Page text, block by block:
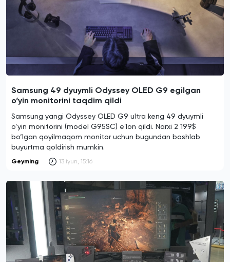
Samsung 49 dyuymli Odyssey OLED G9 egilgan
o‘yin monitorini taqdim qildi
Samsung yangi Odyssey OLED G9 ultra keng 49 dyuymli
oʻyin monitorini (model G95SC) eʼlon qildi. Narxi 2 199$
bo‘lgan qoyilmaqom monitor uchun bugundan boshlab
buyurtma qoldirish mumkin.
Geyming 13 iyun, 15:16